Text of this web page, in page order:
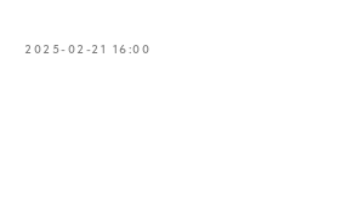
2025-02-21 16:00